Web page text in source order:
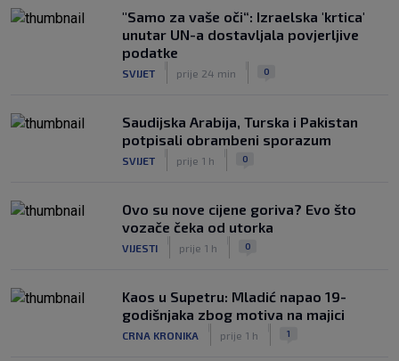
SK prije 5 h
"Samo za vaše oči“: Izraelska 'krtica'
unutar UN-a dostavljala povjerljive
podatke
SVIJET prije 24 min 0
Saudijska Arabija, Turska i Pakistan
potpisali obrambeni sporazum
SVIJET prije 1 h 0
Ovo su nove cijene goriva? Evo što
vozače čeka od utorka
VIJESTI prije 1 h 0
Kaos u Supetru: Mladić napao 19-
godišnjaka zbog motiva na majici
CRNA KRONIKA prije 1 h 1